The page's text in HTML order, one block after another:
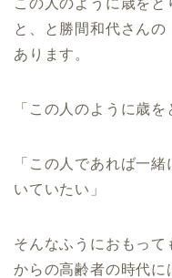
と、と勝間和代さん
あります。
「この人のように歳を
「この人であれば一
いていたい」
そんなふうにおもっ
からの高齢者の時代に